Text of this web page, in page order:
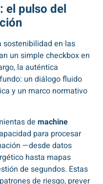
el pulso del
sostenibilidad en las
un simple checkbox en
la auténtica
un diálogo fluido
y un marco normativo
demachine
para procesar
—desde datos
hasta mapas
de segundos. Estas
de riesgo, prever